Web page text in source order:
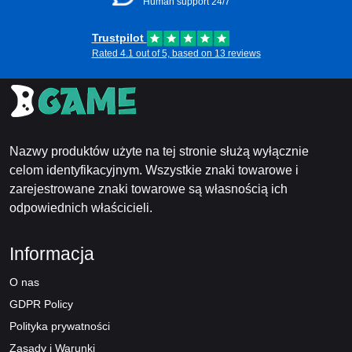
Trustpilot
Rated 4.1 out of 5, based on 13 reviews
Nazwy produktów użyte na tej stronie służą wyłącznie
celom identyfikacyjnym. Wszystkie znaki towarowe i
zarejestrowane znaki towarowe są własnością ich
odpowiednich właścicieli.
Informacja
O nas
GDPR Policy
Polityka prywatności
Zasady i Warunki